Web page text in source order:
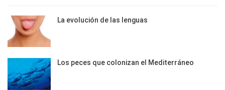
La evolución de las lenguas
Los peces que colonizan el Mediterráneo